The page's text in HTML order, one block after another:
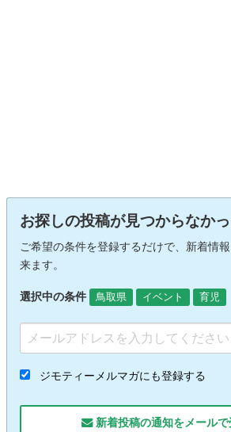
お探しの投稿が見つからなか
ご希望の条件を登録するだけで、新着情
来ます。
選択中の条件 鳥取県 イベント 育児
ジモティーメルマガにも登録する
新着投稿の通知をメールで